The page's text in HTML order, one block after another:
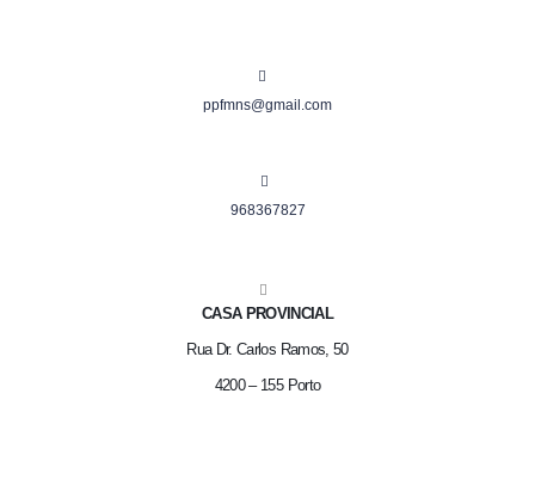
ppfmns@gmail.com
968367827
CASA PROVINCIAL
Rua Dr. Carlos Ramos, 50
4200 – 155 Porto